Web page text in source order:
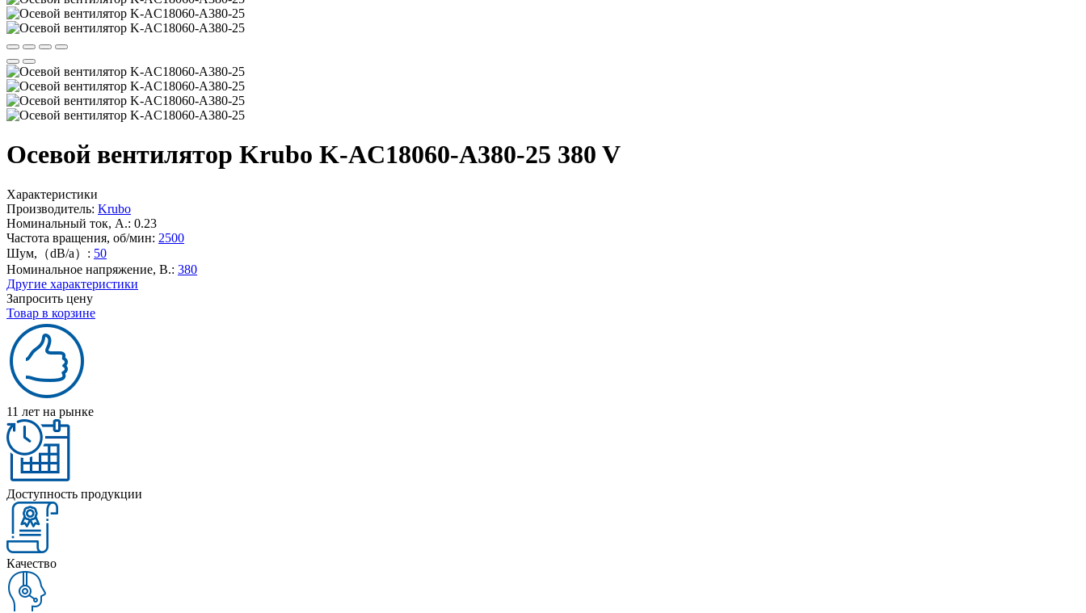
Осевой вентилятор Krubo K-AC18060-A380-25 380 V
Характеристики
Производитель: Krubo
Номинальный ток, А.: 0.23
Частота вращения, об/мин: 2500
Шум,（dB/a）: 50
Номинальное напряжение, В.: 380
Другие характеристики
Запросить цену
Товар в корзине
11 лет на рынке
Доступность продукции
Качество